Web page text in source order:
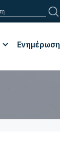
Ενημέρωση